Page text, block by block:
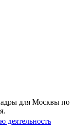
для Москвы по
деятельность